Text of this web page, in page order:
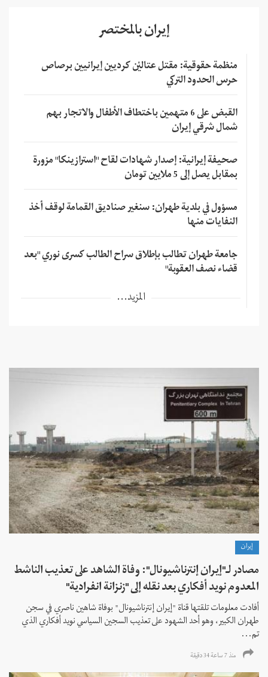
إيران بالمختصر
منظمة حقوقية: مقتل عتاليْن كرديين إيرانيين برصاص
حرس الحدود التركي
القبض على 6 متهمين باختطاف الأطفال والاتجار بهم
شمال شرقي إيران
صحيفة إيرانية: إصدار شهادات لقاح "استرازينكا" مزورة
بمقابل يصل إلى 5 ملايين تومان
مسؤول في بلدية طهران: سنغير صناديق القمامة لوقف أخذ
النفايات منها
جامعة طهران تطالب بإطلاق سراح الطالب كسرى نوري "بعد
قضاء نصف العقوبة"
المزيد...
إيران
مصادر لـ"إيران إنترناشيونال": وفاة الشاهد على تعذيب الناشط
المعدوم نويد أفكاري بعد نقله إلى "زنزانة انفرادية"
أفادت معلومات تلقتها قناة "إيران إنترناشيونال" بوفاة شاهين ناصري في سجن
طهران الكبير، وهو أحد الشهود على تعذيب السجين السياسي نويد أفكاري الذي
تم...
منذ 7 ساعة 34 دقیقة